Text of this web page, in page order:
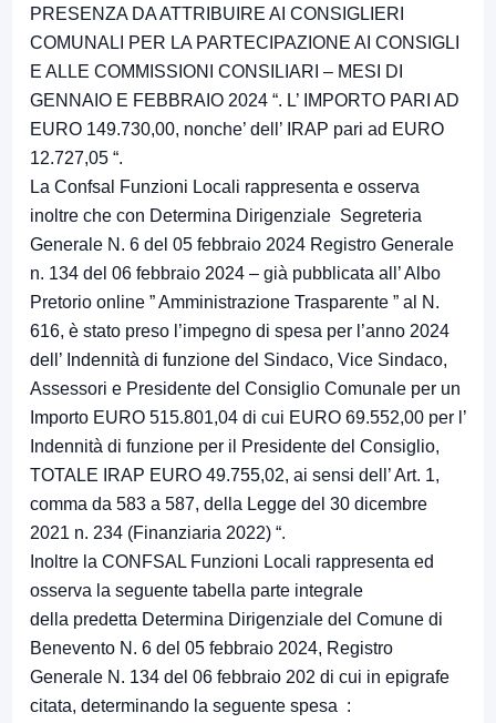
PRESENZA DA ATTRIBUIRE AI CONSIGLIERI
COMUNALI PER LA PARTECIPAZIONE AI CONSIGLI
E ALLE COMMISSIONI CONSILIARI – MESI DI
GENNAIO E FEBBRAIO 2024 “. L’ IMPORTO PARI AD
EURO 149.730,00, nonche’ dell’ IRAP pari ad EURO
12.727,05 “.
La Confsal Funzioni Locali rappresenta e osserva
inoltre che con Determina Dirigenziale Segreteria
Generale N. 6 del 05 febbraio 2024 Registro Generale
n. 134 del 06 febbraio 2024 – già pubblicata all’ Albo
Pretorio online ” Amministrazione Trasparente ” al N.
616, è stato preso l’impegno di spesa per l’anno 2024
dell’ Indennità di funzione del Sindaco, Vice Sindaco,
Assessori e Presidente del Consiglio Comunale per un
Importo EURO 515.801,04 di cui EURO 69.552,00 per l’
Indennità di funzione per il Presidente del Consiglio,
TOTALE IRAP EURO 49.755,02, ai sensi dell’ Art. 1,
comma da 583 a 587, della Legge del 30 dicembre
2021 n. 234 (Finanziaria 2022) “.
Inoltre la CONFSAL Funzioni Locali rappresenta ed
osserva la seguente tabella parte integrale
della predetta Determina Dirigenziale del Comune di
Benevento N. 6 del 05 febbraio 2024, Registro
Generale N. 134 del 06 febbraio 202 di cui in epigrafe
citata, determinando la seguente spesa :